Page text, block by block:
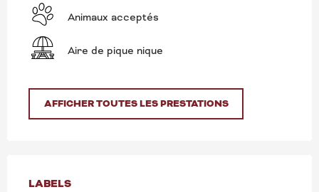
Animaux acceptés
Aire de pique nique
AFFICHER TOUTES LES PRESTATIONS
OFFRES DE PRESTATIONS
LABELS
LABELS